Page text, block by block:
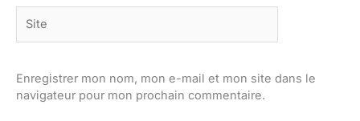
Enregistrer mon nom, mon e-mail et mon site dans le
navigateur pour mon prochain commentaire.